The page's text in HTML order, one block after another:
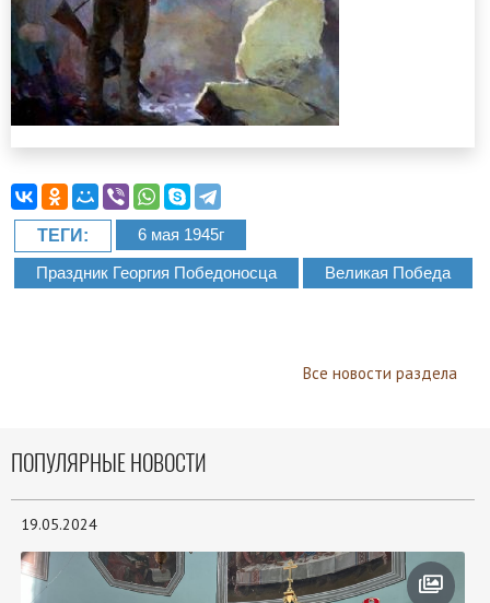
ТЕГИ: 6 мая 1945г
Праздник Георгия Победоносца Великая Победа
Все новости раздела
ПОПУЛЯРНЫЕ НОВОСТИ
19.05.2024